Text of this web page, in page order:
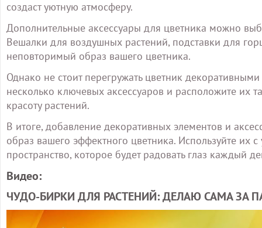
создаст уютную атмосферу.
Дополнительные аксессуары для цветника можно
Вешалки для воздушных растений, подставки для
неповторимый образ вашего цветника.
Однако не стоит перегружать цветник
несколько ключевых аксессуаров и расположите
красоту растений.
В итоге, добавление декоративных элементов и
образ вашего эффектного цветника. Используйте их
пространство, которое будет радовать глаз каждый
Видео:
ЧУДО-БИРКИ ДЛЯ РАСТЕНИЙ: ДЕЛАЮ САМА ЗА